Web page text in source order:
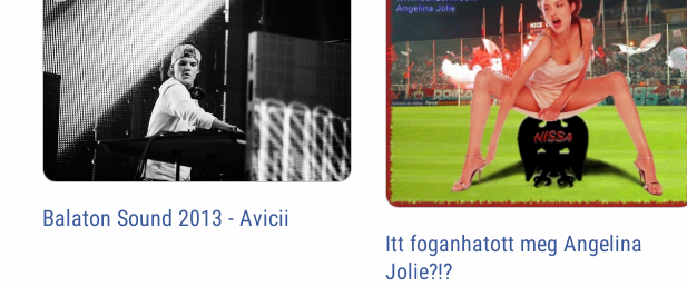
Balaton Sound 2013 - Avicii
Itt foganhatott meg Angelina
Jolie?!?